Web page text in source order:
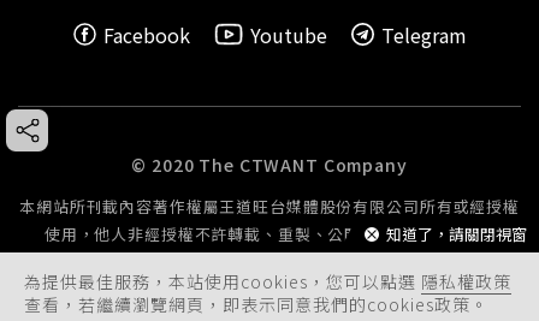
為提供最佳服務，本站使用cookies，您可以點選 隱私權政策
查看，若繼續瀏覽網頁，即表示同意我們的cookies政策。
知道了，請關閉視窗
Facebook
Youtube Telegram
© 2020 The CTWANT Company
本網站所刊載內容著作權屬王道旺台媒體股份有限公司所有或經授權
使用，他人非經授權不許轉載、重製、公開播送或公開傳輸。